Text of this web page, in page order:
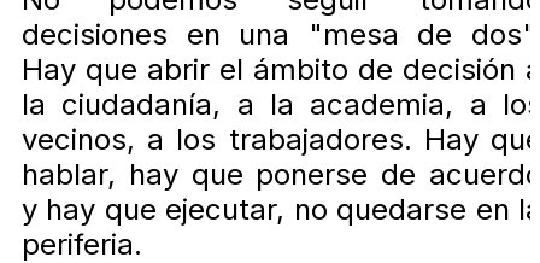
decisiones en una "mesa de
Hay que abrir el ámbito de decisión
la ciudadanía, a la academia, a
vecinos, a los trabajadores. Hay
hablar, hay que ponerse de
y hay que ejecutar, no quedarse en
periferia.